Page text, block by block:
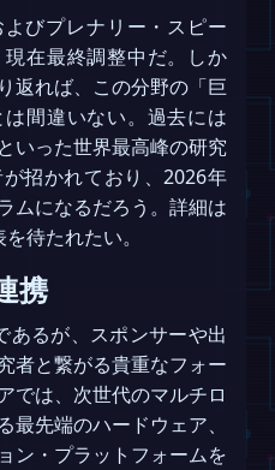
びプレナリー・スピー
在最終調整中だ。しか
返れば、この分野の「巨
間違いない。過去には
いった世界最高峰の研究
招かれており、2026年
ムになるだろう。詳細は
待たれたい。
携
あるが、スポンサーや出
者と繋がる貴重なフォー
では、次世代のマルチロ
先端のハードウェア、
ン・プラットフォームを